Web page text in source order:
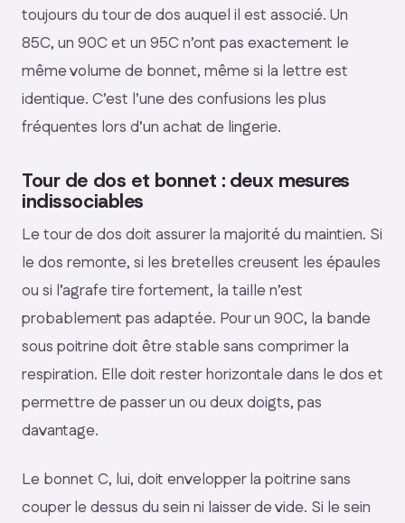
toujours du tour de dos auquel il est associé. Un
85C, un 90C et un 95C n’ont pas exactement le
même volume de bonnet, même si la lettre est
identique. C’est l’une des confusions les plus
fréquentes lors d’un achat de lingerie.
Tour de dos et bonnet : deux mesures
indissociables
Le tour de dos doit assurer la majorité du maintien. Si
le dos remonte, si les bretelles creusent les épaules
ou si l’agrafe tire fortement, la taille n’est
probablement pas adaptée. Pour un 90C, la bande
sous poitrine doit être stable sans comprimer la
respiration. Elle doit rester horizontale dans le dos et
permettre de passer un ou deux doigts, pas
davantage.
Le bonnet C, lui, doit envelopper la poitrine sans
couper le dessus du sein ni laisser de vide. Si le sein